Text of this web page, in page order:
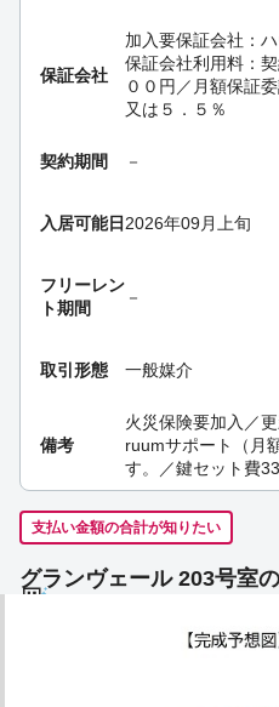
保証会社
加入要保証会社：
保証会社利用料：
００円／月額保証
又は５．５％
契約期間 －
入居可能日2026年09月上旬
フリーレン
ト期間
－
取引形態 一般媒介
備考
火災保険要加入／
ruumサポート（月
す。／鍵セット費
支払い金額の合計が知りたい
グランヴェール 203号室